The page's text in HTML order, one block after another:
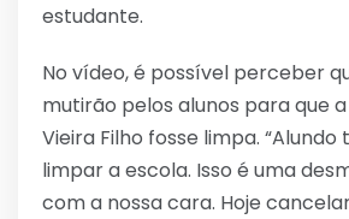
estudante.
No vídeo, é possível perceber
mutirão pelos alunos para que
Vieira Filho fosse limpa. “Alundo
limpar a escola. Isso é uma
com a nossa cara. Hoje